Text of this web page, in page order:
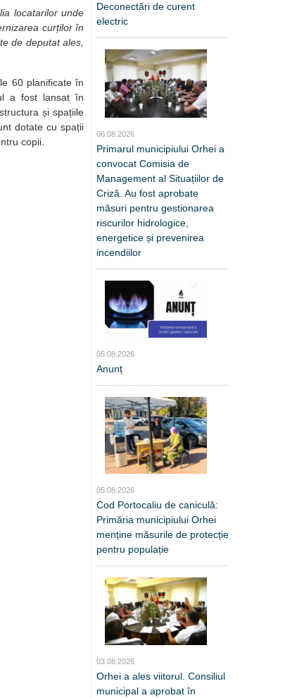
locatarilor unde
curților în
de deputat ales,
60 planificate în
a fost lansat în
și spațiile
dotate cu spații
copii.
Deconectări de curent
electric
06.08.2026
Primarul municipiului Orhei a
convocat Comisia de
Management al Situațiilor de
Criză. Au fost aprobate
măsuri pentru gestionarea
riscurilor hidrologice,
energetice și prevenirea
incendiilor
05.08.2026
Anunț
05.08.2026
Cod Portocaliu de caniculă:
Primăria municipiului Orhei
menține măsurile de protecție
pentru populație
03.08.2026
Orhei a ales viitorul. Consiliul
municipal a aprobat în